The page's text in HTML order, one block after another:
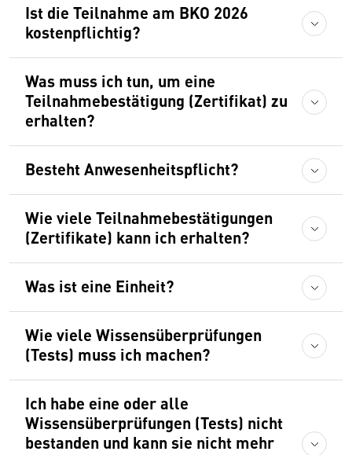
Ist die Teilnahme am BKO 2026
kostenpflichtig?
Was muss ich tun, um eine
Teilnahmebestätigung (Zertifikat) zu
erhalten?
Besteht Anwesenheitspflicht?
Wie viele Teilnahmebestätigungen
(Zertifikate) kann ich erhalten?
Was ist eine Einheit?
Wie viele Wissensüberprüfungen
(Tests) muss ich machen?
Ich habe eine oder alle
Wissensüberprüfungen (Tests) nicht
bestanden und kann sie nicht mehr